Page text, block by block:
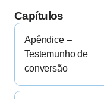
Capítulos
Apêndice –
Testemunho de
conversão